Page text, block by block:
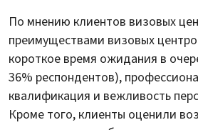
По мнению клиентов визовых
преимуществами визовых
короткое время ожидания в
36% респондентов),
квалификация и вежливость
Кроме того, клиенты оценили